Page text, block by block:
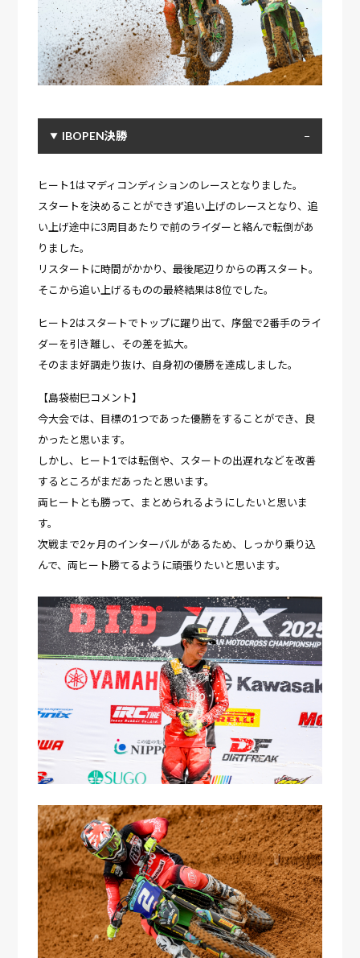
IBOPEN決勝
ヒート1はマディコンディションのレースとなりました。
スタートを決めることができず追い上げのレースとなり、追
い上げ途中に3周目あたりで前のライダーと絡んで転倒があ
りました。
リスタートに時間がかかり、最後尾辺りからの再スタート。
そこから追い上げるものの最終結果は8位でした。
ヒート2はスタートでトップに躍り出て、序盤で2番手のライ
ダーを引き離し、その差を拡大。
そのまま好調走り抜け、自身初の優勝を達成しました。
【島袋樹巳コメント】
今大会では、目標の1つであった優勝をすることができ、良
かったと思います。
しかし、ヒート1では転倒や、スタートの出遅れなどを改善
するところがまだあったと思います。
両ヒートとも勝って、まとめられるようにしたいと思いま
す。
次戦まで2ヶ月のインターバルがあるため、しっかり乗り込
んで、両ヒート勝てるように頑張りたいと思います。